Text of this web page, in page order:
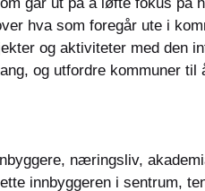
går ut på å løfte fokus på
hva som foregår ute i
og aktiviteter med den
og utfordre kommuner til
næringsliv,
innbyggeren i sentrum,